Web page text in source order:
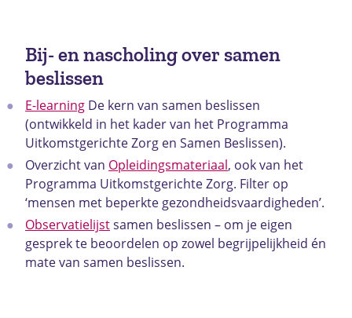
Bij- en nascholing over samen
beslissen
E-learning De kern van samen beslissen
(ontwikkeld in het kader van het Programma
Uitkomstgerichte Zorg en Samen Beslissen).
Overzicht van Opleidingsmateriaal, ook van het
Programma Uitkomstgerichte Zorg. Filter op
‘mensen met beperkte gezondheidsvaardigheden’.
Observatielijstsamen beslissen – om je eigen
gesprek te beoordelen op zowel begrijpelijkheid én
mate van samen beslissen.